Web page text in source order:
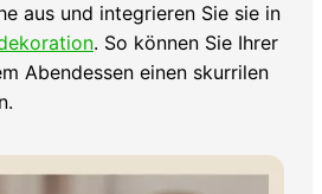
aus und integrieren Sie sie in
. So können Sie Ihrer
Abendessen einen skurrilen